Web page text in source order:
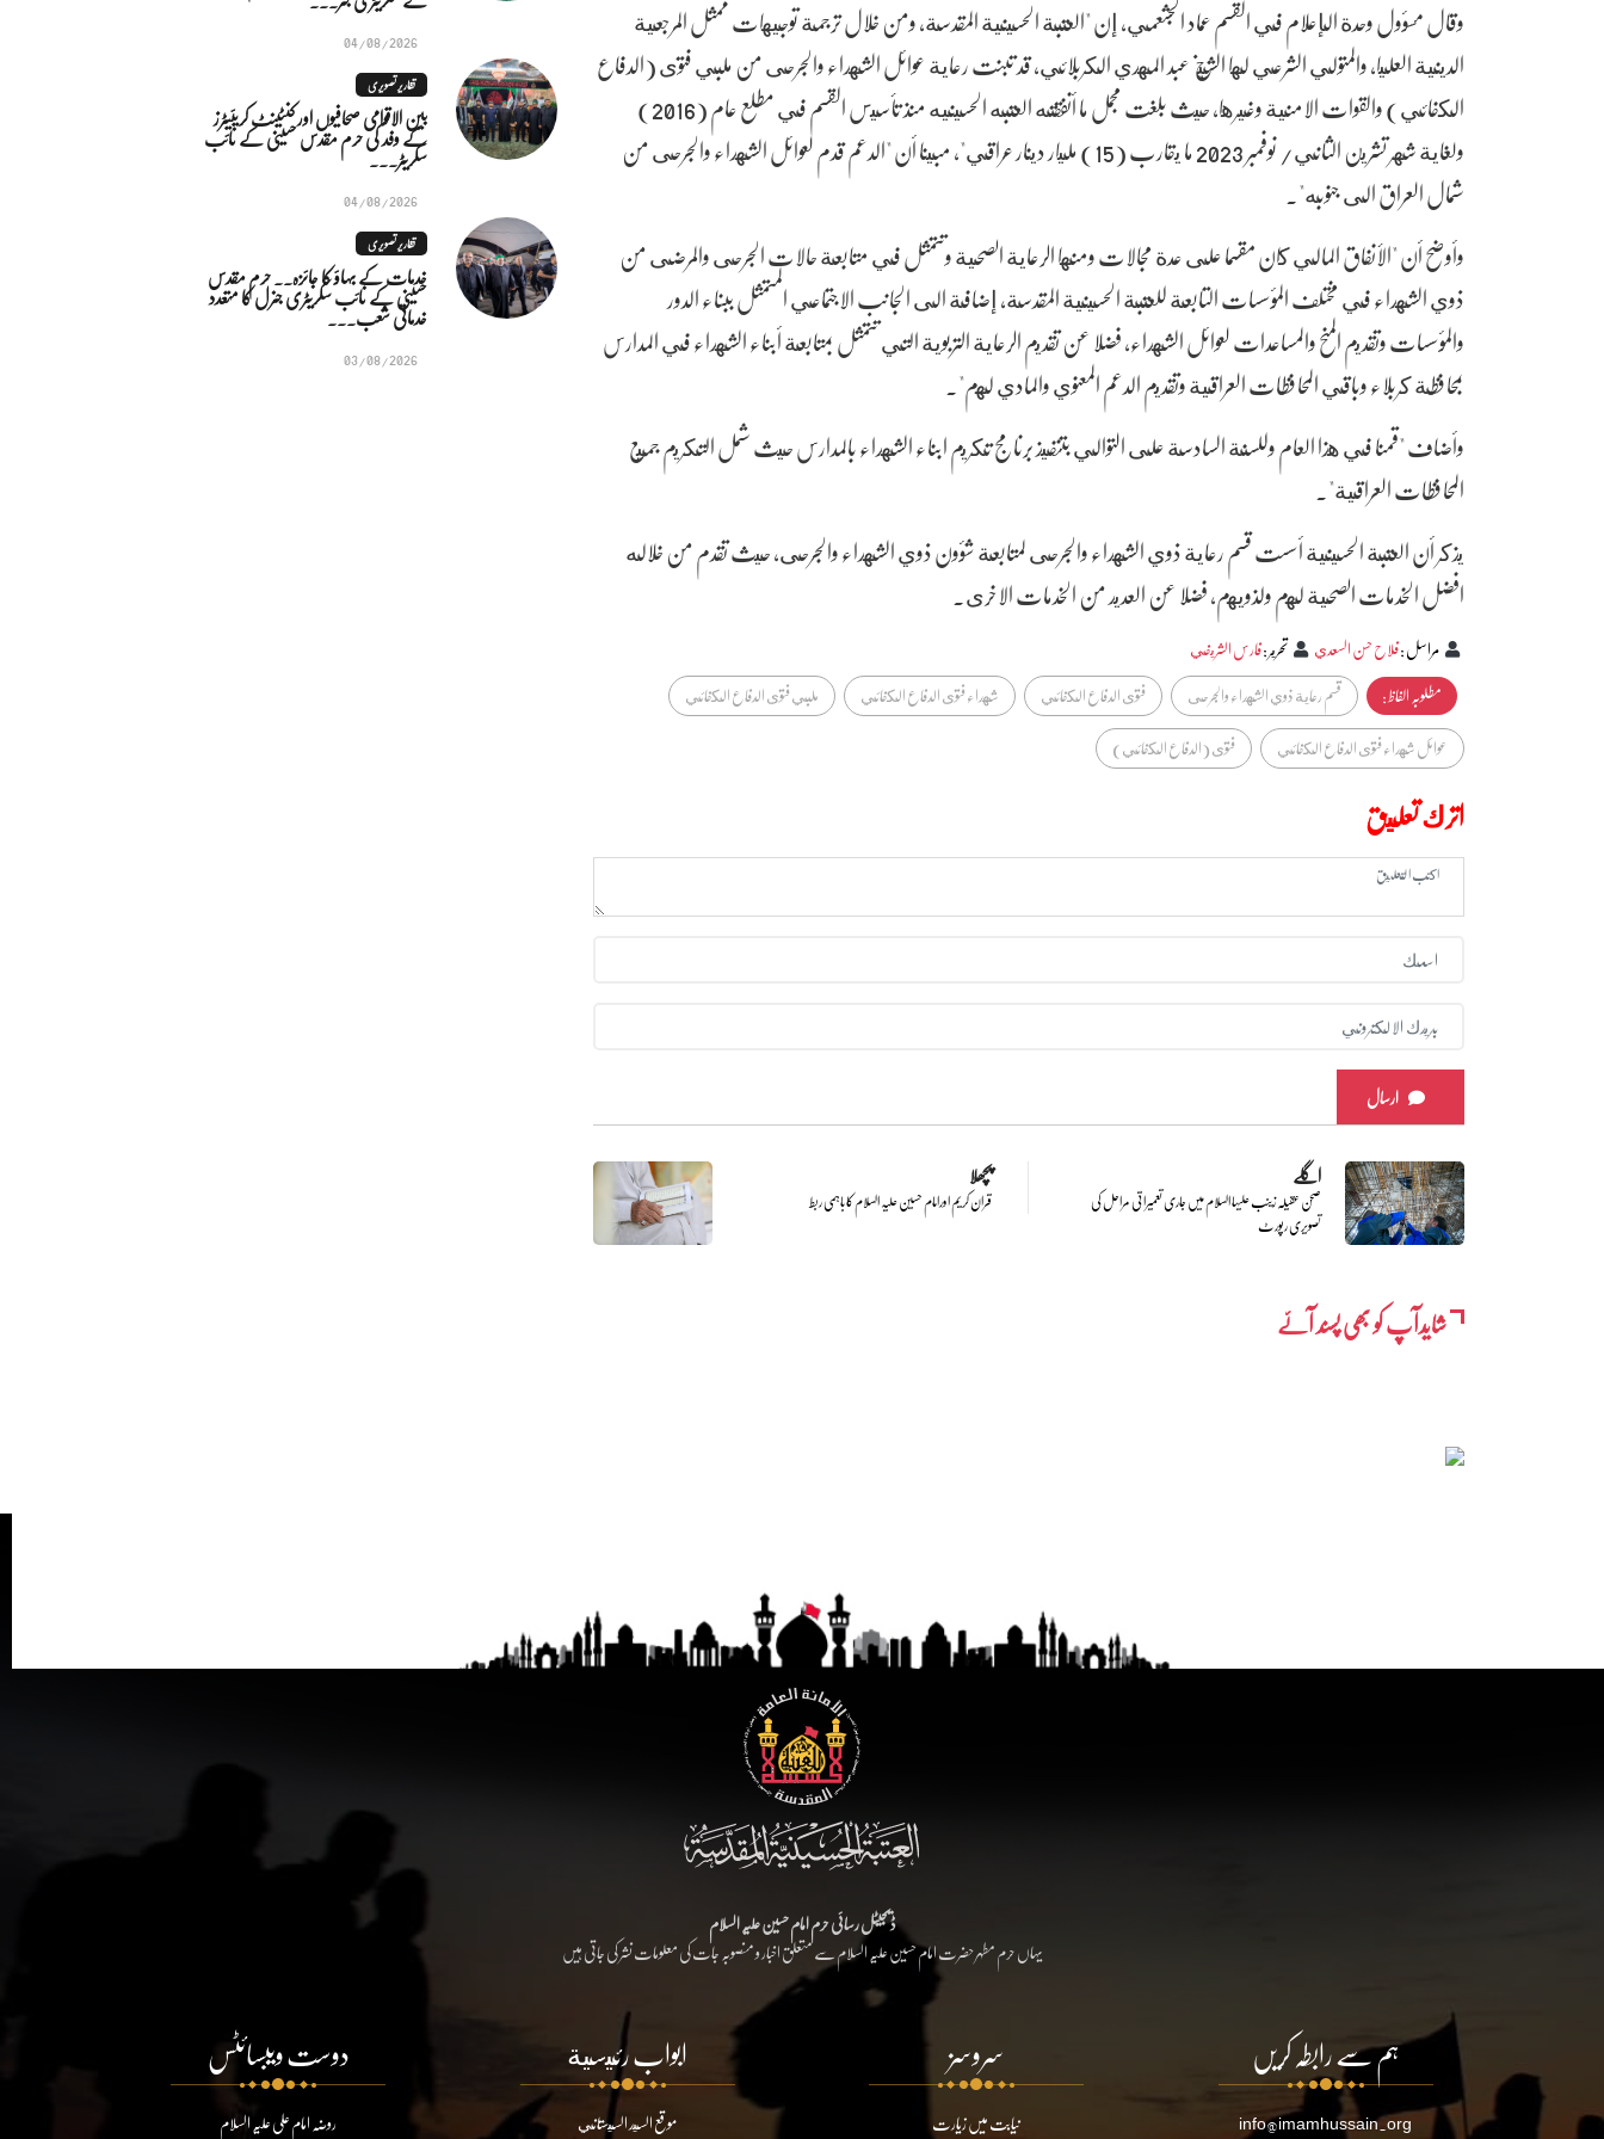
وقال مسؤول وحدة الإعلام في القسم عماد الجشعمي، إن "العتبة الحسينية المقدسة، ومن خلال ترجمة توجيهات ممثل المرجعية
الدينية العليا، والمتولي الشرعي لها الشيخ عبد المهدي الكربلائي، قد تبنت رعاية عوائل الشهداء والجرحى من ملبي فتوى (الدفاع
الكفائي) والقوات الامنية وغيرها، حيث بلغت مجمل ما أنفقته العتبه الحسينيه منذ تأسيس القسم في مطلع عام (2016)
ولغاية شهر تشرين الثاني/ نوفمبر 2023 ما يقارب (15) مليار دينار عراقي"، مبينا أن "الدعم قدم لعوائل الشهداء والجرحى من
شمال العراق الى جنوبه".
وأوضح أن "الأنفاق المالي كان مقسما على عدة مجالات ومنها الرعاية الصحية وتتمثل في متابعة حالات الجرحى والمرضى من
ذوي الشهداء في مختلف المؤسسات التابعة للعتبة الحسينية المقدسة، إضافة الى الجانب الاجتماعي المتمثل ببناء الدور
والمؤسسات وتقديم المنح والمساعدات لعوائل الشهداء، فضلا عن تقديم الرعاية التربوية التي تتمثل بمتابعة أبناء الشهداء في المدارس
بمحافظة كربلاء وباقي المحافظات العراقية وتقديم الدعم المعنوي والمادي لهم".
وأضاف "قمنا في هذا العام وللسنة السادسة على التوالي بتنفيذ برنامج تكريم ابناء الشهداء بالمدارس حيث شمل التكريم جميع
المحافظات العراقية".
يذكر أن العتبة الحسينية أسست قسم رعاية ذوي الشهداء والجرحى لمتابعة شؤون ذوي الشهداء والجرحى، حيث تقدم من خلاله
افضل الخدمات الصحية لهم ولذويهم، فضلا عن العديد من الخدمات الاخرى.
مراسل:فلاح حسن السعدي تحرير:فارس الشريفي
مطلوبہ الفاظ :
قسم رعاية ذوي الشهداء والجرحى فتوى الدفاع الكفائي شهداء فتوى الدفاع الكفائي
ملبي فتوى الدفاع الكفائي
عوائل شهداء فتوى الدفاع الكفائي
فتوى (الدفاع الكفائي)
اترك تعليق
ارسال
پچھلا
قران کریم اورامام حسین علیہ السلام کا باہمی ربط
اگلے
صحن عقیلہ زینب علیہا السلام میں جاری تعمیراتی مراحل کی
تصویری رپورٹ
شایدآپ کو بھی پسند آئے
04/08/2026
تقاریر تصویری
بین الاقوامی صحافیوں اور کنٹینٹ کریئیٹرز
کے وفد کی حرم مقدس حسینی کے نائب
سکریٹر...
04/08/2026
تقاریر تصویری
خدمات کے بہاؤ کا جائزہ.. حرم مقدس
حسینی کے نائب سکریٹری جنرل کا متعدد
خدماتی شعب...
03/08/2026
ڈیجیٹل رسائی حرم امام حسین علیہ السلام
یہاں حرم مطہر حضرت امام حسین علیہ السلام سے متعلق اخبار و منصوبہ جات کی معلومات نشر کی جاتی ہیں
ہم سے رابطہ کریں
info@imamhussain.org
سروسز
نیابت میں زیارت
ابواب رئيسية
موقع السيد السيستاني
دوست ویبسائٹس
روضہ امام علی علیہ السلام